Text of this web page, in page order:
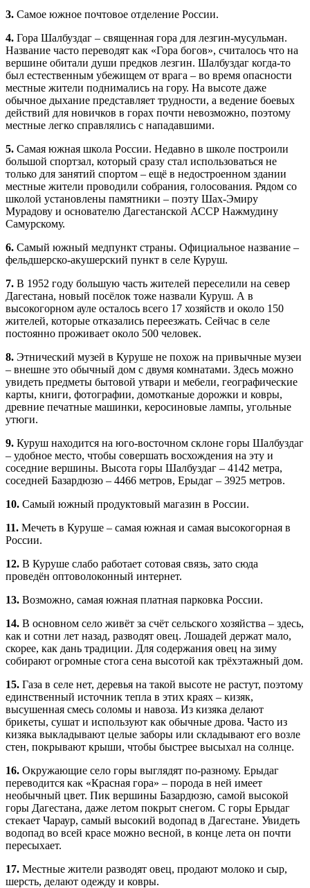
3. Самое южное почтовое отделение России.
4. Гора Шалбуздаг – священная гора для лезгин-мусульман.
Название часто переводят как «Гора богов», считалось что на
вершине обитали души предков лезгин. Шалбуздаг когда-то
был естественным убежищем от врага – во время опасности
местные жители поднимались на гору. На высоте даже
обычное дыхание представляет трудности, а ведение боевых
действий для новичков в горах почти невозможно, поэтому
местные легко справлялись с нападавшими.
5. Самая южная школа России. Недавно в школе построили
большой спортзал, который сразу стал использоваться не
только для занятий спортом – ещё в недостроенном здании
местные жители проводили собрания, голосования. Рядом со
школой установлены памятники – поэту Шах-Эмиру
Мурадову и основателю Дагестанской АССР Нажмудину
Самурскому.
6. Самый южный медпункт страны. Официальное название –
фельдшерско-акушерский пункт в селе Куруш.
7. В 1952 году большую часть жителей переселили на север
Дагестана, новый посёлок тоже назвали Куруш. А в
высокогорном ауле осталось всего 17 хозяйств и около 150
жителей, которые отказались переезжать. Сейчас в селе
постоянно проживает около 500 человек.
8. Этнический музей в Куруше не похож на привычные музеи
– внешне это обычный дом с двумя комнатами. Здесь можно
увидеть предметы бытовой утвари и мебели, географические
карты, книги, фотографии, домотканые дорожки и ковры,
древние печатные машинки, керосиновые лампы, угольные
утюги.
9. Куруш находится на юго-восточном склоне горы Шалбуздаг
– удобное место, чтобы совершать восхождения на эту и
соседние вершины. Высота горы Шалбуздаг – 4142 метра,
соседней Базардюзю – 4466 метров, Ерыдаг – 3925 метров.
10. Самый южный продуктовый магазин в России.
11. Мечеть в Куруше – самая южная и самая высокогорная в
России.
12. В Куруше слабо работает сотовая связь, зато сюда
проведён оптоволоконный интернет.
13. Возможно, самая южная платная парковка России.
14. В основном село живёт за счёт сельского хозяйства – здесь,
как и сотни лет назад, разводят овец. Лошадей держат мало,
скорее, как дань традиции. Для содержания овец на зиму
собирают огромные стога сена высотой как трёхэтажный дом.
15. Газа в селе нет, деревья на такой высоте не растут, поэтому
единственный источник тепла в этих краях – кизяк,
высушенная смесь соломы и навоза. Из кизяка делают
брикеты, сушат и используют как обычные дрова. Часто из
кизяка выкладывают целые заборы или складывают его возле
стен, покрывают крыши, чтобы быстрее высыхал на солнце.
16. Окружающие село горы выглядят по-разному. Ерыдаг
переводится как «Красная гора» – порода в ней имеет
необычный цвет. Пик вершины Базардюзю, самой высокой
горы Дагестана, даже летом покрыт снегом. С горы Ерыдаг
стекает Чараур, самый высокий водопад в Дагестане. Увидеть
водопад во всей красе можно весной, в конце лета он почти
пересыхает.
17. Местные жители разводят овец, продают молоко и сыр,
шерсть, делают одежду и ковры.